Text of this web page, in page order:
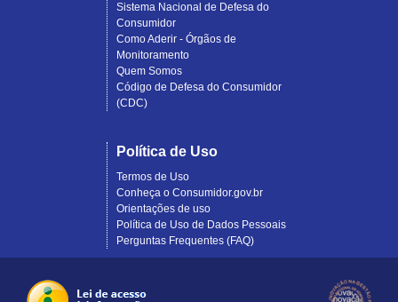
Sistema Nacional de Defesa do
Consumidor
Como Aderir - Órgãos de
Monitoramento
Quem Somos
Código de Defesa do Consumidor
(CDC)
Política de Uso
Termos de Uso
Conheça o Consumidor.gov.br
Orientações de uso
Política de Uso de Dados Pessoais
Perguntas Frequentes (FAQ)